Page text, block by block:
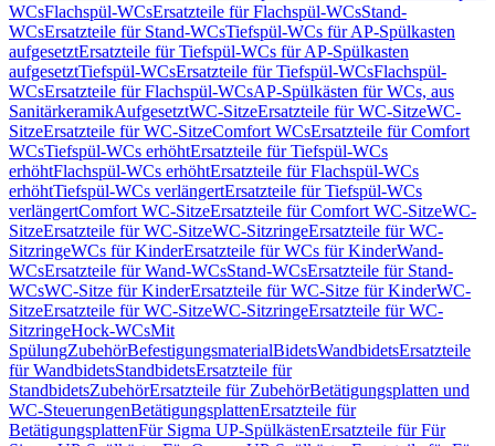
WCsFlachspül-WCsErsatzteile für Flachspül-WCsStand-
WCsErsatzteile für Stand-WCsTiefspül-WCs für AP-Spülkasten
aufgesetztErsatzteile für Tiefspül-WCs für AP-Spülkasten
aufgesetztTiefspül-WCsErsatzteile für Tiefspül-WCsFlachspül-
WCsErsatzteile für Flachspül-WCsAP-Spülkästen für WCs, aus
SanitärkeramikAufgesetztWC-SitzeErsatzteile für WC-SitzeWC-
SitzeErsatzteile für WC-SitzeComfort WCsErsatzteile für Comfort
WCsTiefspül-WCs erhöhtErsatzteile für Tiefspül-WCs
erhöhtFlachspül-WCs erhöhtErsatzteile für Flachspül-WCs
erhöhtTiefspül-WCs verlängertErsatzteile für Tiefspül-WCs
verlängertComfort WC-SitzeErsatzteile für Comfort WC-SitzeWC-
SitzeErsatzteile für WC-SitzeWC-SitzringeErsatzteile für WC-
SitzringeWCs für KinderErsatzteile für WCs für KinderWand-
WCsErsatzteile für Wand-WCsStand-WCsErsatzteile für Stand-
WCsWC-Sitze für KinderErsatzteile für WC-Sitze für KinderWC-
SitzeErsatzteile für WC-SitzeWC-SitzringeErsatzteile für WC-
SitzringeHock-WCsMit
SpülungZubehörBefestigungsmaterialBidetsWandbidetsErsatzteile
für WandbidetsStandbidetsErsatzteile für
StandbidetsZubehörErsatzteile für ZubehörBetätigungsplatten und
WC-SteuerungenBetätigungsplattenErsatzteile für
BetätigungsplattenFür Sigma UP-SpülkästenErsatzteile für Für